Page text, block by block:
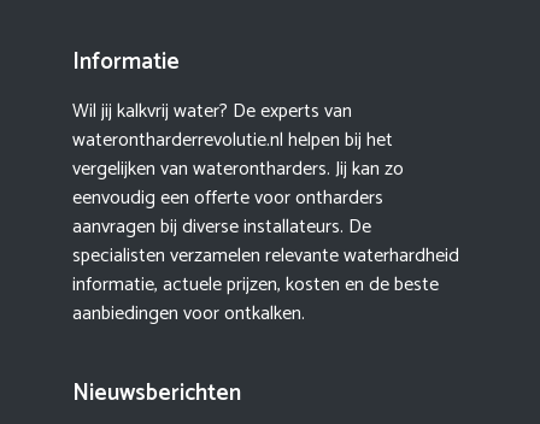
Informatie
Wil jij kalkvrij water? De experts van
waterontharderrevolutie.nl helpen bij het
vergelijken van waterontharders. Jij kan zo
eenvoudig een offerte voor ontharders
aanvragen bij diverse installateurs. De
specialisten verzamelen relevante waterhardheid
informatie, actuele prijzen, kosten en de beste
aanbiedingen voor ontkalken.
Nieuwsberichten